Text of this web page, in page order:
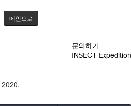
메인으로
문의하기
INSECT Expedition
2020.